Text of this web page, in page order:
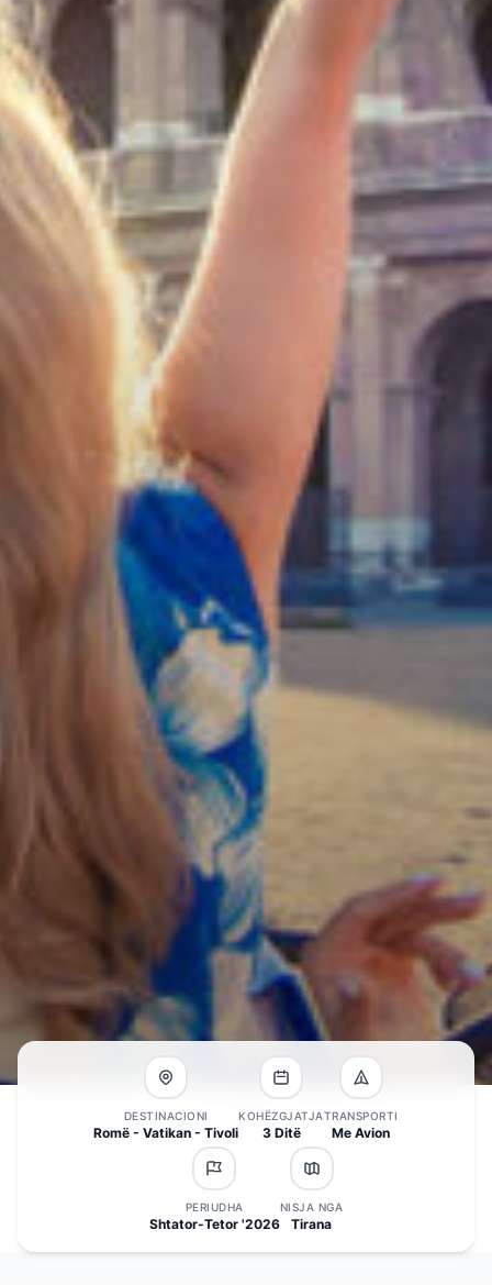
DESTINACIONI
Romë - Vatikan - Tivoli
KOHËZGJATJA
3 Ditë
TRANSPORTI
Me Avion
PERIUDHA
Shtator-Tetor '2026
NISJA NGA
Tirana